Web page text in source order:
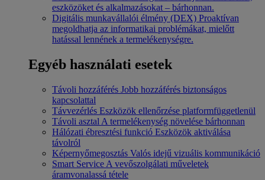
eszközöket és alkalmazásokat – bárhonnan.
Digitális munkavállalói élmény (DEX) Proaktívan
megoldhatja az informatikai problémákat, mielőtt
hatással lennének a termelékenységre.
Egyéb használati esetek
Távoli hozzáférés Jobb hozzáférés biztonságos
kapcsolattal
Távvezérlés Eszközök ellenőrzése platformfüggetlenül
Távoli asztal A termelékenység növelése bárhonnan
Hálózati ébresztési funkció Eszközök aktiválása
távolról
Képernyőmegosztás Valós idejű vizuális kommunikáció
Smart Service A vevőszolgálati műveletek
áramvonalassá tétele